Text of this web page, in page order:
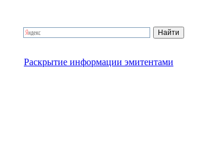
Раскрытие информации эмитентами